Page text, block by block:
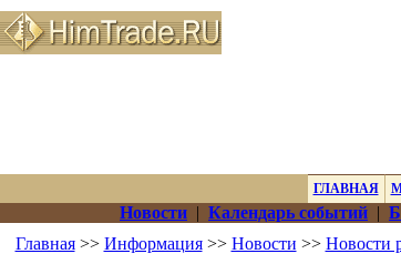
ГЛАВНАЯ
Новости | Календарь событий |
Главная>> Информация>> Новости >> Новости